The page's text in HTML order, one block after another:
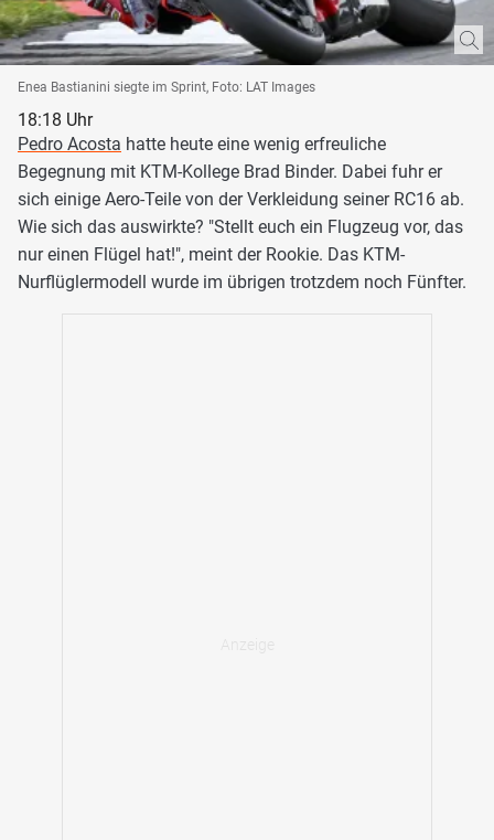
Enea Bastianini siegte im Sprint, Foto: LAT Images
18:18 Uhr
Pedro Acosta hatte heute eine wenig erfreuliche
Begegnung mit KTM-Kollege Brad Binder. Dabei fuhr er
sich einige Aero-Teile von der Verkleidung seiner RC16 ab.
Wie sich das auswirkte? "Stellt euch ein Flugzeug vor, das
nur einen Flügel hat!", meint der Rookie. Das KTM-
Nurflüglermodell wurde im übrigen trotzdem noch Fünfter.